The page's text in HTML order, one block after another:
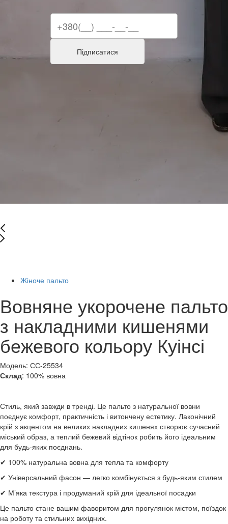
Жіноче пальто
Вовняне укорочене пальто
з накладними кишенями
бежевого кольору Куінсі
Модель: СС-25534
Склад: 100% вовна
Стиль, який завжди в тренді. Це пальто з натуральної вовни
поєднує комфорт, практичність і витончену естетику. Лаконічний
крій з акцентом на великих накладних кишенях створює сучасний
міський образ, а теплий бежевий відтінок робить його ідеальним
для будь-яких поєднань.
✔ 100% натуральна вовна для тепла та комфорту
✔ Універсальний фасон — легко комбінується з будь-яким стилем
✔ М’яка текстура і продуманий крій для ідеальної посадки
Це пальто стане вашим фаворитом для прогулянок містом, поїздок
на роботу та стильних вихідних.
Підписатися